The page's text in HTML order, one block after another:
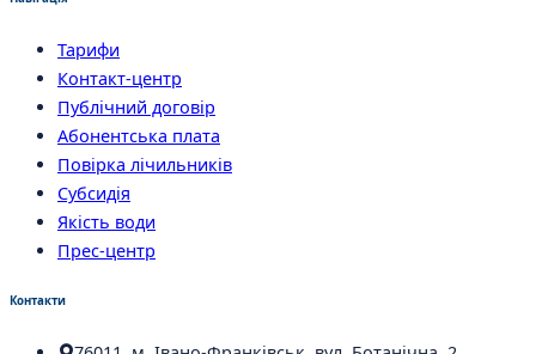
Тарифи
Контакт-центр
Публічний договір
Абонентська плата
Повірка лічильників
Субсидія
Якість води
Прес-центр
Контакти